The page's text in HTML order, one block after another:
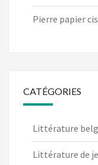
Pierre papier
CATÉGORIES
Littérature
Littérature de